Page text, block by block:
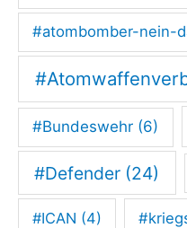
#atombomber-nein-
#Bundeswehr (6)
#Defender (24)
#ICAN (4)